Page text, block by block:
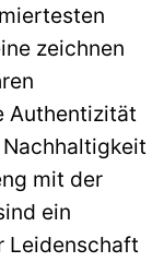
zeichnen
Authentizität
mit der
ein
Leidenschaft